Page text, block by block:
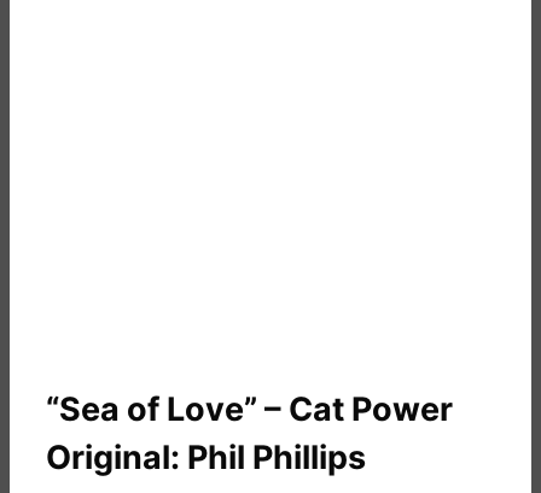
“Sea of Love” – Cat Power
Original: Phil Phillips